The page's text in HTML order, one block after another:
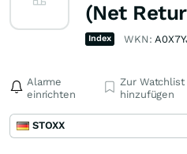
(Net
Index WKN:
Alarme
einrichten
Zur Watchlist
hinzufügen
STOXX